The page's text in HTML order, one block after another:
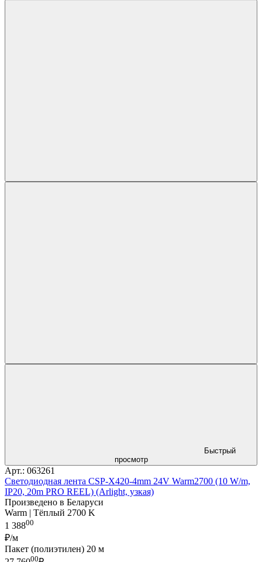
Быстрый
просмотр
Арт.: 063261
Светодиодная лента CSP-X420-4mm 24V Warm2700 (10 W/m,
IP20, 20m PRO REEL) (Arlight, узкая)
Произведено в Беларуси
Warm | Тёплый 2700 K
1 38800
₽/м
Пакет (полиэтилен) 20 м
00